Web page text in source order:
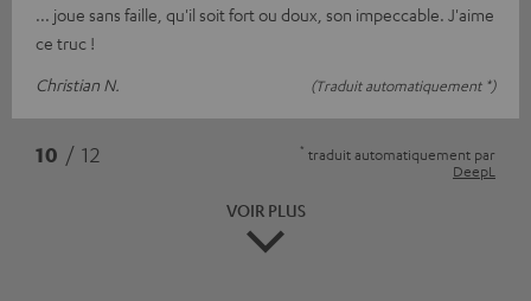
... joue sans faille, qu'il soit fort ou doux, son impeccable. J'aime
ce truc !
Christian N.
(Traduit automatiquement *)
10 / 12 * traduit automatiquement par
DeepL
VOIR PLUS